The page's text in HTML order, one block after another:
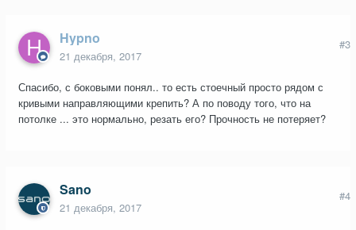
Hypno
21 декабря, 2017
#3
Спасибо, с боковыми понял.. то есть стоечный просто рядом с
кривыми направляющими крепить? А по поводу того, что на
потолке ... это нормально, резать его? Прочность не потеряет?
Sano
21 декабря, 2017
#4